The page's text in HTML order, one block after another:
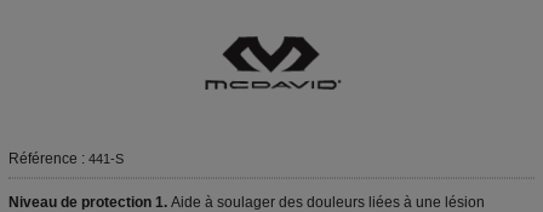
Référence : 441-S
Niveau de protection 1. Aide à soulager des douleurs liées à une lésion